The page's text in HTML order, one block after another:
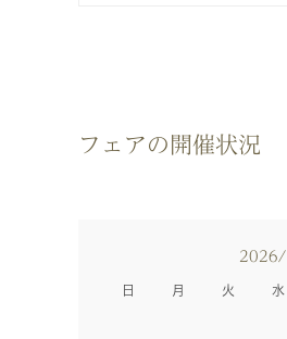
フェアの開催状況
2026/
日 月 火 水